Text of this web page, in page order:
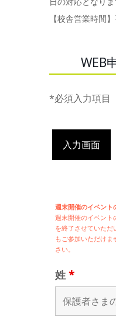
【校舎営業時間】
WEB
*必須入力項目
入力画面
週末開催のイベント
週末開催のイベント
を終了させていただ
もご参加いただけ
さい。
姓 *